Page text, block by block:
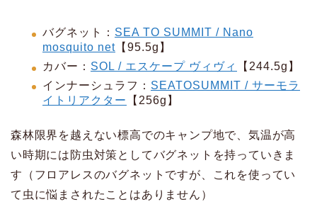
バグネット： SEA TO SUMMIT / Nano
mosquito net 【95.5g】
カバー： SOL / エスケープ ヴィヴィ
【244.5g】
インナーシュラフ： SEATOSUMMIT / サーモラ
イトリアクター
【256g】
森林限界を越えない標高でのキャンプ地で、気温が高
い時期には防虫対策としてバグネットを持っていきま
す（フロアレスのバグネットですが、これを使ってい
て虫に悩まされたことはありません）